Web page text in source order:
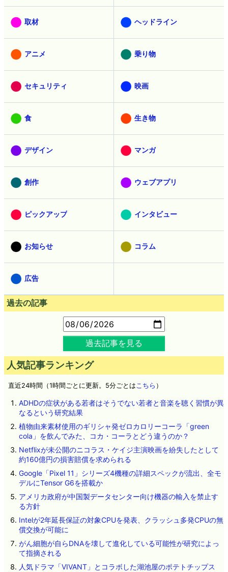
取材 ヘッドライン
アニメ 乗り物
セキュリティ 映画
食 生き物
デザイン マンガ
創作 ウェブアプリ
ピックアップ インタビュー
お知らせ コラム
広告
過去の記事
過去記事を見る
人気記事ランキング
直近24時間（1時間ごとに更新。5分ごとはこちら ）
ADHDの症状がある若者はそうでない若者と音楽を聴く習慣が異
なるという研究結果
植物由来素材使用のギリシャ発ゼロカロリーコーラ「green
cola」を飲んでみた、コカ・コーラとどう違うのか？
Netflixが未公開のニコラス・ケイジ主演映画を紛失したとして
約160億円の損害賠償を求められる
Google「Pixel 11」シリーズ4機種の詳細スペックが流出、全モ
デルにTensor G6を搭載か
アメリカ政府が中国製データセンター向け機器の輸入を禁止す
る方針
Intelが2年延長保証の対象CPUを発表、クラッシュ多発CPUの無
償交換が可能に
がん細胞が自らDNAを壊して進化している可能性が研究によっ
て指摘される
人気ドラマ「VIVANT」とコラボした湖池屋のポテトチップス